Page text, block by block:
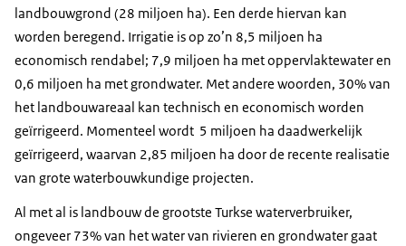
landbouwgrond (28 miljoen ha). Een derde hiervan kan
worden beregend. Irrigatie is op zo’n 8,5 miljoen ha
economisch rendabel; 7,9 miljoen ha met oppervlaktewater en
0,6 miljoen ha met grondwater. Met andere woorden, 30% van
het landbouwareaal kan technisch en economisch worden
geïrrigeerd. Momenteel wordt 5 miljoen ha daadwerkelijk
geïrrigeerd, waarvan 2,85 miljoen ha door de recente realisatie
van grote waterbouwkundige projecten.
Al met al is landbouw de grootste Turkse waterverbruiker,
ongeveer 73% van het water van rivieren en grondwater gaat